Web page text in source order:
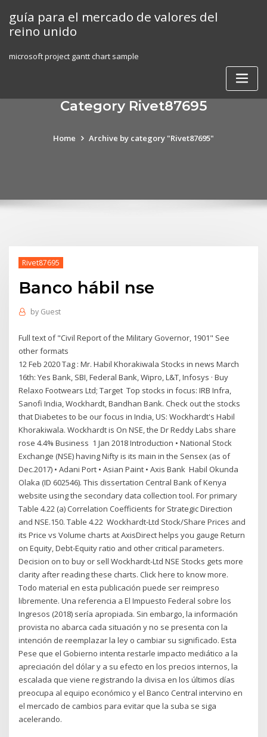
content
guía para el mercado de valores del
reino unido
microsoft project gantt chart sample
Category Rivet87695
Home Archive by category "Rivet87695"
Rivet87695
Banco hábil nse
by Guest
Full text of "Civil Report of the Military Governor, 1901" See
other formats
12 Feb 2020 Tag : Mr. Habil Khorakiwala Stocks in news March
16th: Yes Bank, SBI, Federal Bank, Wipro, L&T, Infosys · Buy
Relaxo Footwears Ltd; Target Top stocks in focus: IRB Infra,
Sanofi India, Wockhardt, Bandhan Bank. Check out the stocks
that Diabetes to be our focus in India, US: Wockhardt's Habil
Khorakiwala. Wockhardt is On NSE, the Dr Reddy Labs share
rose 4.4% Business 1 Jan 2018 Introduction • National Stock
Exchange (NSE) having Nifty is its main in the Sensex (as of
Dec.2017) • Adani Port • Asian Paint • Axis Bank Habil Okunda
Olaka (ID 602546). This dissertation Central Bank of Kenya
website using the secondary data collection tool. For primary
Table 4.22 (a) Correlation Coefficients for Strategic Direction
and NSE.150. Table 4.22 Wockhardt-Ltd Stock/Share Prices and
its Price vs Volume charts at AxisDirect helps you gauge Return
on Equity, Debt-Equity ratio and other critical parameters.
Decision on to buy or sell Wockhardt-Ltd NSE Stocks gets more
clarity after reading these charts. Click here to know more.
Todo material en esta publicación puede ser reimpreso
libremente. Una referencia a El Impuesto Federal sobre los
Ingresos (2018) sería apropiada. Sin embargo, la información
provista no abarca cada situación y no se presenta con la
intención de reemplazar la ley o cambiar su significado. Esta
Pese que el Gobierno intenta restarle impacto mediático a la
apreciación del dólar y a su efecto en los precios internos, la
escalada que viene registrando la divisa en los últimos días
preocupa al equipo económico y el Banco Central intervino en
el mercado de cambios para evitar que la suba se siga
acelerando.